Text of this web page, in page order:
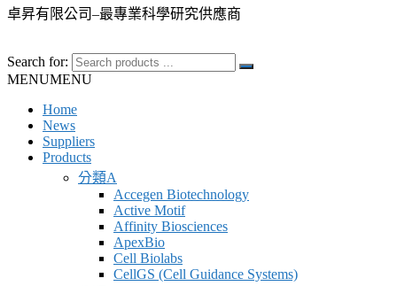
卓昇有限公司–最專業科學研究供應商
Search for:
MENUMENU
Home
News
Suppliers
Products
分類A
Accegen Biotechnology
Active Motif
Affinity Biosciences
ApexBio
Cell Biolabs
CellGS (Cell Guidance Systems)